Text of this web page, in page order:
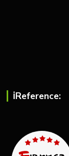
ℹ︎Reference: